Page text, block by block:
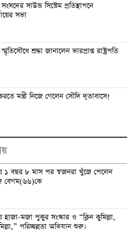
সাউন্ড সিস্টেম প্রতিস্থাপনে
সভা
শ্রদ্ধা জানালেন ভারপ্রাপ্ত রাষ্ট্রপতি
মন্ত্রী নিজে গেলেন সৌদি দূতাবাসে!
১ বছর ৮ মাস পর স্বজনরা খুঁজে পেলেন
বেগম(৬৬)কে
হাজা-মজা পুকুর সংস্কার ও “ক্লিন কুমিল্লা,
পরিচ্ছন্নতা অভিযান শুরু।